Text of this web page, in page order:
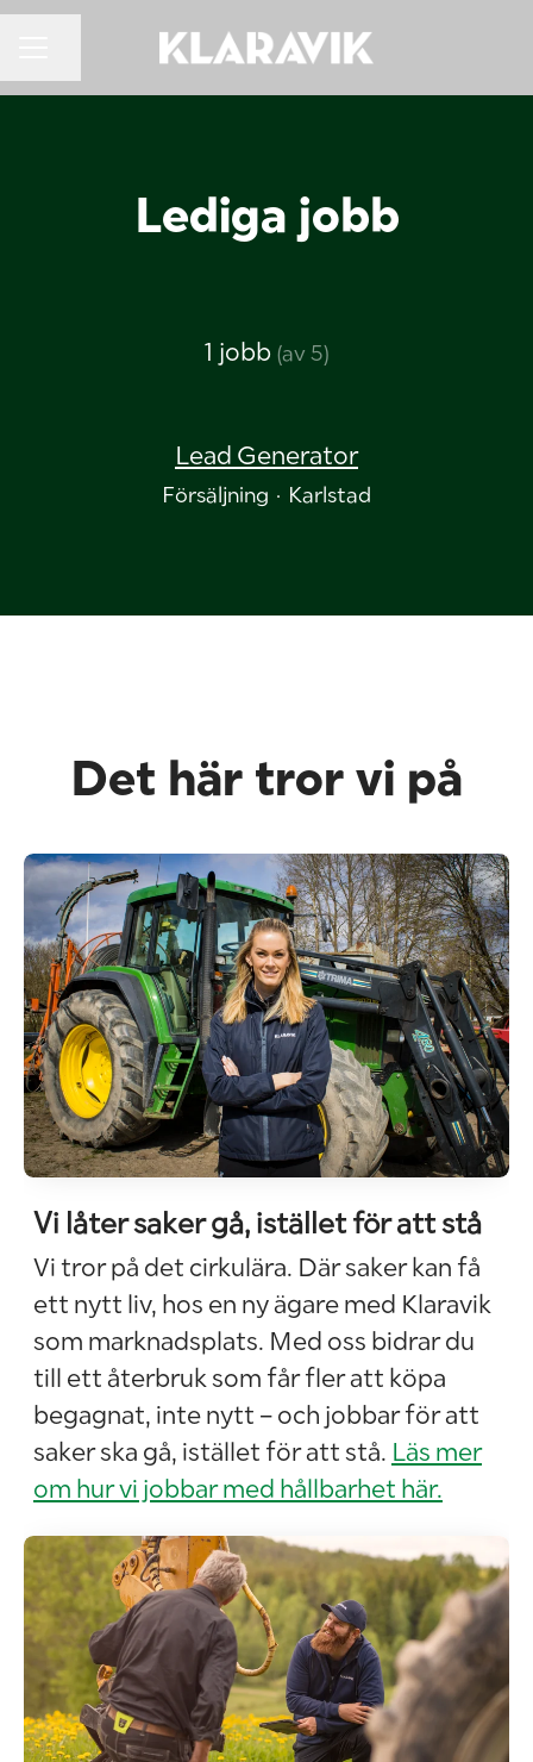
Lediga jobb
1 jobb (av 5)
Lead Generator
Försäljning · Karlstad
Det här tror vi på
Vi låter saker gå, istället för att stå
Vi tror på det cirkulära. Där saker kan få
ett nytt liv, hos en ny ägare med Klaravik
som marknadsplats. Med oss bidrar du
till ett återbruk som får fler att köpa
begagnat, inte nytt – och jobbar för att
saker ska gå, istället för att stå. Läs mer
om hur vi jobbar med hållbarhet här.